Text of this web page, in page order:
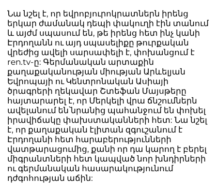
Նա նշել է, որ եվրոբյուրոկրատներն իրենց
երկար ժամանակ դեպի փակուղի էին տանում
և այժմ սպասում են, թե իրենց հետ ինչ կանի
Էրդողանն ու այդ սպասելիքը թուրքական
վրեժից ավելի սարսափելի է, փոխանցում է
ren.tv-ը: Գերմանական արտաքին
քաղաքականության միության Արևելյան
Եվրոպայի ու Կենտրոնական Ասիայի
ծրագրերի ղեկավար Շտեֆան Մայսթերը
հայտարարել է, որ Մերկելի վրա ճնշումներն
ավելանում են՝նրանից պահանջում են փոխել
իրավիճակը փախստականների հետ: Նա նշել
է, որ քաղաքական էլիտան զգուշանում է
Էրդողանի հետ հարաբերությունների
վատթարացումից, քանի որ դա կարող է բերել
միգրանտների հետ կապված նոր խնդիրների
ու գերմանական հասարակությունում
դժգոհության աճին: